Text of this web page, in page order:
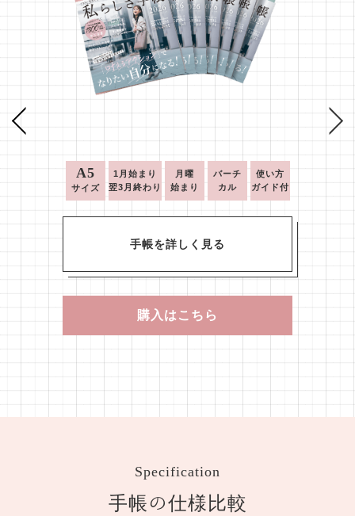
A5
サイズ
1月始まり
翌3月終わり
月曜
始まり
バーチ
カル
使い方
ガイド付
手帳を詳しく見る
購入はこちら
Specification
手帳の仕様比較